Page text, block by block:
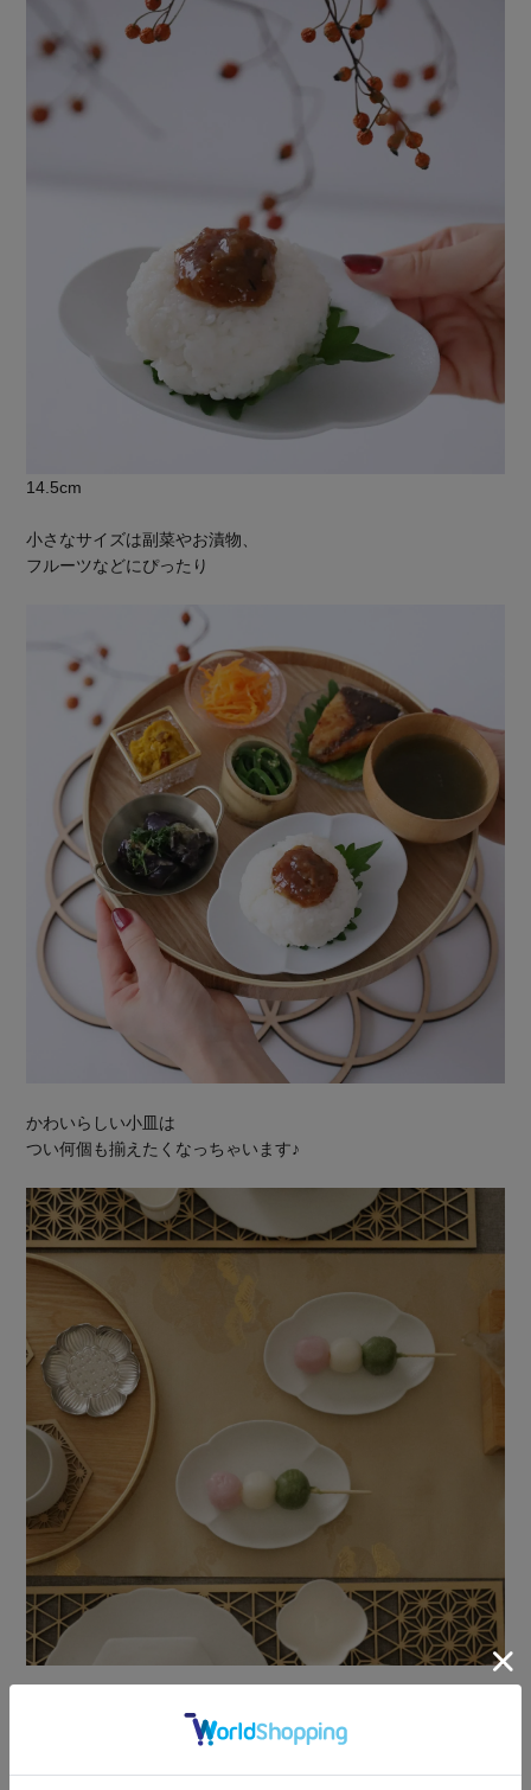
14.5cm
小さなサイズは副菜やお漬物、
フルーツなどにぴったり
かわいらしい小皿は
つい何個も揃えたくなっちゃいます♪
デザートタイムにちょうど良いサイズ